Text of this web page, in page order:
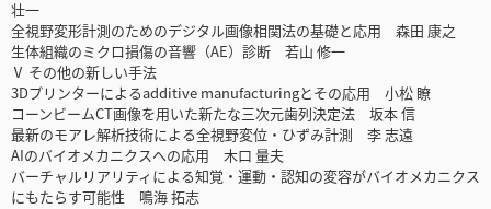
壮一
全視野変形計測のためのデジタル画像相関法の基礎と応用 森田 康之
生体組織のミクロ損傷の音響（AE）診断 若山 修一
Ⅴ その他の新しい手法
3Dプリンターによるadditive manufacturingとその応用 小松 瞭
コーンビームCT画像を用いた新たな三次元歯列決定法 坂本 信
最新のモアレ解析技術による全視野変位・ひずみ計測 李 志遠
AIのバイオメカニクスへの応用 木口 量夫
バーチャルリアリティによる知覚・運動・認知の変容がバイオメカニクス
にもたらす可能性 鳴海 拓志